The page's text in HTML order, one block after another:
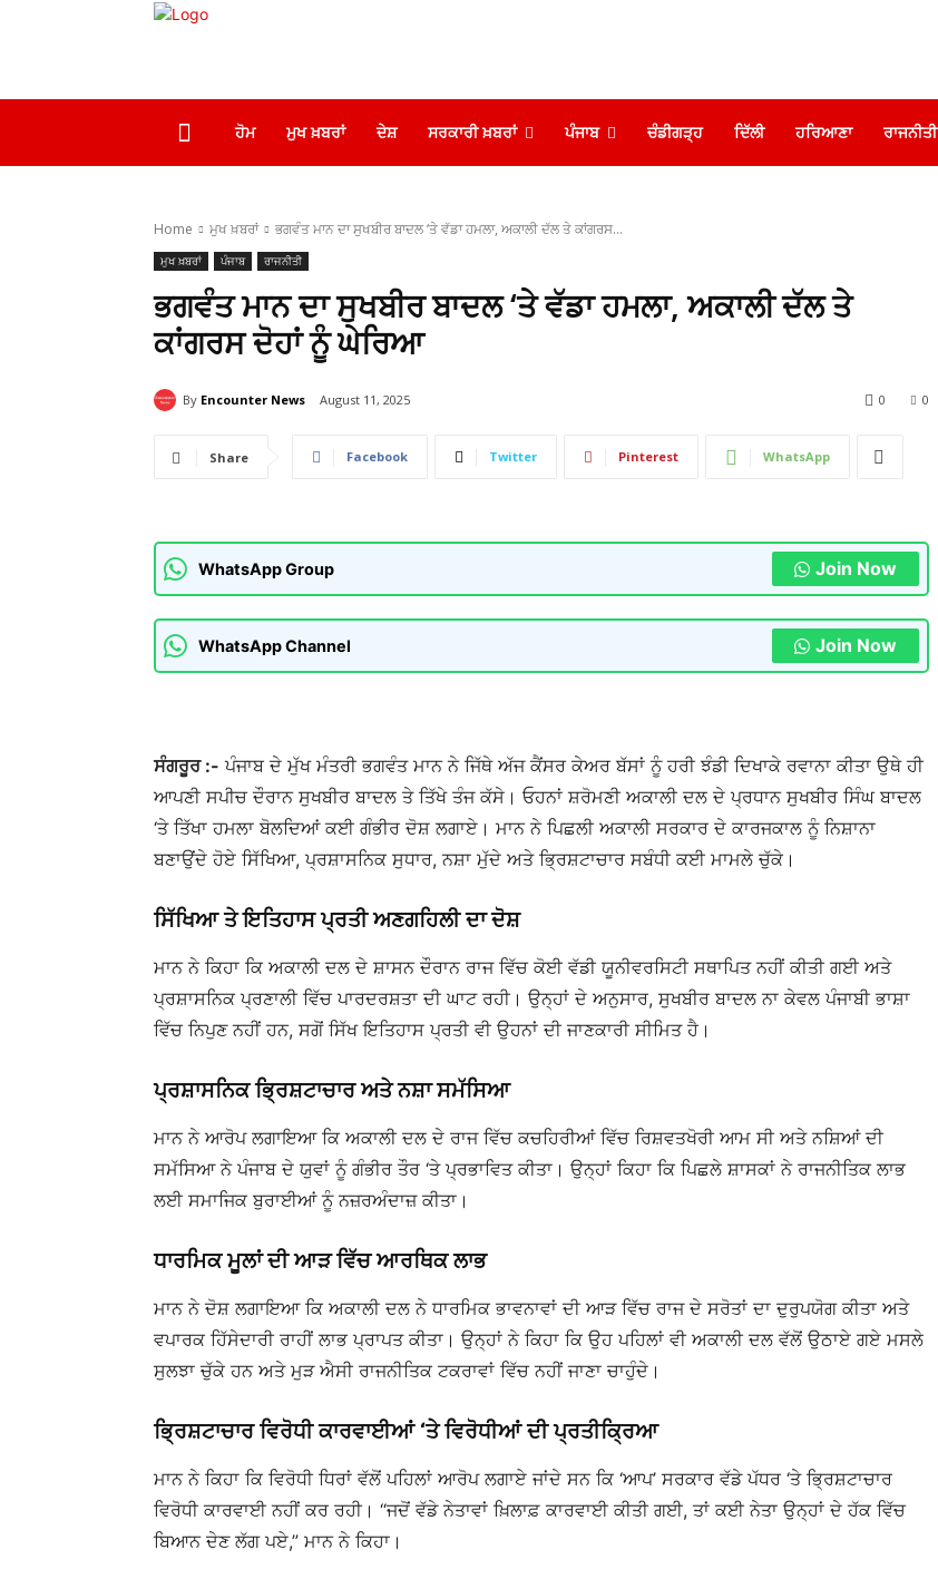
ਹੋਮ ਮੁਖ ਖ਼ਬਰਾਂ ਦੇਸ਼ ਸਰਕਾਰੀ ਖ਼ਬਰਾਂ ਪੰਜਾਬ ਚੰਡੀਗੜ੍ਹ ਦਿੱਲੀ ਹਰਿਆਣਾ ਰਾਜਨੀਤੀ
Home ਮੁਖ ਖ਼ਬਰਾਂ ਭਗਵੰਤ ਮਾਨ ਦਾ ਸੁਖਬੀਰ ਬਾਦਲ ‘ਤੇ ਵੱਡਾ ਹਮਲਾ, ਅਕਾਲੀ ਦੱਲ ਤੇ ਕਾਂਗਰਸ...
ਮੁਖ ਖ਼ਬਰਾਂ ਪੰਜਾਬ ਰਾਜਨੀਤੀ
ਭਗਵੰਤ ਮਾਨ ਦਾ ਸੁਖਬੀਰ ਬਾਦਲ ‘ਤੇ ਵੱਡਾ ਹਮਲਾ, ਅਕਾਲੀ ਦੱਲ ਤੇ
ਕਾਂਗਰਸ ਦੋਹਾਂ ਨੂੰ ਘੇਰਿਆ
By Encounter News August 11, 2025 0
0
Share Facebook Twitter Pinterest WhatsApp
WhatsApp Group Join Now
WhatsApp Channel Join Now
ਸੰਗਰੂਰ :- ਪੰਜਾਬ ਦੇ ਮੁੱਖ ਮੰਤਰੀ ਭਗਵੰਤ ਮਾਨ ਨੇ ਜਿੱਥੇ ਅੱਜ ਕੈਂਸਰ ਕੇਅਰ ਬੱਸਾਂ ਨੂੰ ਹਰੀ ਝੰਡੀ ਦਿਖਾਕੇ ਰਵਾਨਾ ਕੀਤਾ ਉਥੇ ਹੀ
ਆਪਣੀ ਸਪੀਚ ਦੌਰਾਨ ਸੁਖਬੀਰ ਬਾਦਲ ਤੇ ਤਿੱਖੇ ਤੰਜ ਕੱਸੇ। ਓਹਨਾਂ ਸ਼ਰੋਮਣੀ ਅਕਾਲੀ ਦਲ ਦੇ ਪ੍ਰਧਾਨ ਸੁਖਬੀਰ ਸਿੰਘ ਬਾਦਲ
‘ਤੇ ਤਿੱਖਾ ਹਮਲਾ ਬੋਲਦਿਆਂ ਕਈ ਗੰਭੀਰ ਦੋਸ਼ ਲਗਾਏ। ਮਾਨ ਨੇ ਪਿਛਲੀ ਅਕਾਲੀ ਸਰਕਾਰ ਦੇ ਕਾਰਜਕਾਲ ਨੂੰ ਨਿਸ਼ਾਨਾ
ਬਣਾਉਂਦੇ ਹੋਏ ਸਿੱਖਿਆ, ਪ੍ਰਸ਼ਾਸਨਿਕ ਸੁਧਾਰ, ਨਸ਼ਾ ਮੁੱਦੇ ਅਤੇ ਭ੍ਰਿਸ਼ਟਾਚਾਰ ਸਬੰਧੀ ਕਈ ਮਾਮਲੇ ਚੁੱਕੇ।
ਸਿੱਖਿਆ ਤੇ ਇਤਿਹਾਸ ਪ੍ਰਤੀ ਅਣਗਹਿਲੀ ਦਾ ਦੋਸ਼
ਮਾਨ ਨੇ ਕਿਹਾ ਕਿ ਅਕਾਲੀ ਦਲ ਦੇ ਸ਼ਾਸਨ ਦੌਰਾਨ ਰਾਜ ਵਿੱਚ ਕੋਈ ਵੱਡੀ ਯੂਨੀਵਰਸਿਟੀ ਸਥਾਪਿਤ ਨਹੀਂ ਕੀਤੀ ਗਈ ਅਤੇ
ਪ੍ਰਸ਼ਾਸਨਿਕ ਪ੍ਰਣਾਲੀ ਵਿੱਚ ਪਾਰਦਰਸ਼ਤਾ ਦੀ ਘਾਟ ਰਹੀ। ਉਨ੍ਹਾਂ ਦੇ ਅਨੁਸਾਰ, ਸੁਖਬੀਰ ਬਾਦਲ ਨਾ ਕੇਵਲ ਪੰਜਾਬੀ ਭਾਸ਼ਾ
ਵਿੱਚ ਨਿਪੁਣ ਨਹੀਂ ਹਨ, ਸਗੋਂ ਸਿੱਖ ਇਤਿਹਾਸ ਪ੍ਰਤੀ ਵੀ ਉਹਨਾਂ ਦੀ ਜਾਣਕਾਰੀ ਸੀਮਿਤ ਹੈ।
ਪ੍ਰਸ਼ਾਸਨਿਕ ਭ੍ਰਿਸ਼ਟਾਚਾਰ ਅਤੇ ਨਸ਼ਾ ਸਮੱਸਿਆ
ਮਾਨ ਨੇ ਆਰੋਪ ਲਗਾਇਆ ਕਿ ਅਕਾਲੀ ਦਲ ਦੇ ਰਾਜ ਵਿੱਚ ਕਚਹਿਰੀਆਂ ਵਿੱਚ ਰਿਸ਼ਵਤਖੋਰੀ ਆਮ ਸੀ ਅਤੇ ਨਸ਼ਿਆਂ ਦੀ
ਸਮੱਸਿਆ ਨੇ ਪੰਜਾਬ ਦੇ ਯੁਵਾਂ ਨੂੰ ਗੰਭੀਰ ਤੌਰ ‘ਤੇ ਪ੍ਰਭਾਵਿਤ ਕੀਤਾ। ਉਨ੍ਹਾਂ ਕਿਹਾ ਕਿ ਪਿਛਲੇ ਸ਼ਾਸਕਾਂ ਨੇ ਰਾਜਨੀਤਿਕ ਲਾਭ
ਲਈ ਸਮਾਜਿਕ ਬੁਰਾਈਆਂ ਨੂੰ ਨਜ਼ਰਅੰਦਾਜ਼ ਕੀਤਾ।
ਧਾਰਮਿਕ ਮੂਲਾਂ ਦੀ ਆੜ ਵਿੱਚ ਆਰਥਿਕ ਲਾਭ
ਮਾਨ ਨੇ ਦੋਸ਼ ਲਗਾਇਆ ਕਿ ਅਕਾਲੀ ਦਲ ਨੇ ਧਾਰਮਿਕ ਭਾਵਨਾਵਾਂ ਦੀ ਆੜ ਵਿੱਚ ਰਾਜ ਦੇ ਸਰੋਤਾਂ ਦਾ ਦੁਰੁਪਯੋਗ ਕੀਤਾ ਅਤੇ
ਵਪਾਰਕ ਹਿੱਸੇਦਾਰੀ ਰਾਹੀਂ ਲਾਭ ਪ੍ਰਾਪਤ ਕੀਤਾ। ਉਨ੍ਹਾਂ ਨੇ ਕਿਹਾ ਕਿ ਉਹ ਪਹਿਲਾਂ ਵੀ ਅਕਾਲੀ ਦਲ ਵੱਲੋਂ ਉਠਾਏ ਗਏ ਮਸਲੇ
ਸੁਲਝਾ ਚੁੱਕੇ ਹਨ ਅਤੇ ਮੁੜ ਐਸੀ ਰਾਜਨੀਤਿਕ ਟਕਰਾਵਾਂ ਵਿੱਚ ਨਹੀਂ ਜਾਣਾ ਚਾਹੁੰਦੇ।
ਭ੍ਰਿਸ਼ਟਾਚਾਰ ਵਿਰੋਧੀ ਕਾਰਵਾਈਆਂ ‘ਤੇ ਵਿਰੋਧੀਆਂ ਦੀ ਪ੍ਰਤੀਕ੍ਰਿਆ
ਮਾਨ ਨੇ ਕਿਹਾ ਕਿ ਵਿਰੋਧੀ ਧਿਰਾਂ ਵੱਲੋਂ ਪਹਿਲਾਂ ਆਰੋਪ ਲਗਾਏ ਜਾਂਦੇ ਸਨ ਕਿ ‘ਆਪ’ ਸਰਕਾਰ ਵੱਡੇ ਪੱਧਰ ‘ਤੇ ਭ੍ਰਿਸ਼ਟਾਚਾਰ
ਵਿਰੋਧੀ ਕਾਰਵਾਈ ਨਹੀਂ ਕਰ ਰਹੀ। “ਜਦੋਂ ਵੱਡੇ ਨੇਤਾਵਾਂ ਖ਼ਿਲਾਫ਼ ਕਾਰਵਾਈ ਕੀਤੀ ਗਈ, ਤਾਂ ਕਈ ਨੇਤਾ ਉਨ੍ਹਾਂ ਦੇ ਹੱਕ ਵਿੱਚ
ਬਿਆਨ ਦੇਣ ਲੱਗ ਪਏ,” ਮਾਨ ਨੇ ਕਿਹਾ।